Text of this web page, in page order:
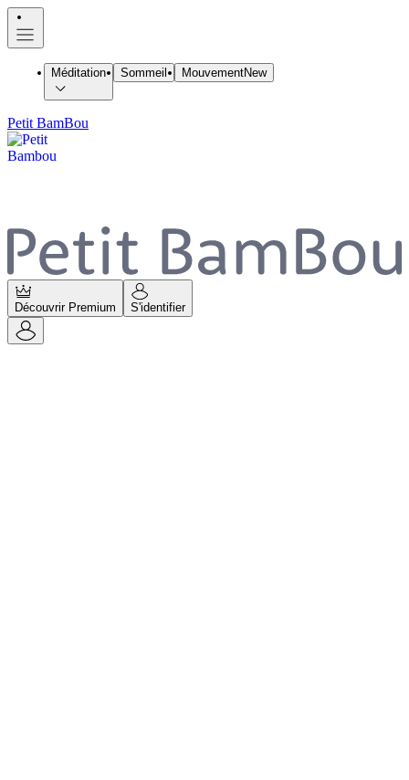
Méditation Sommeil MouvementNew
Petit BamBou
Découvrir Premium S'identifier